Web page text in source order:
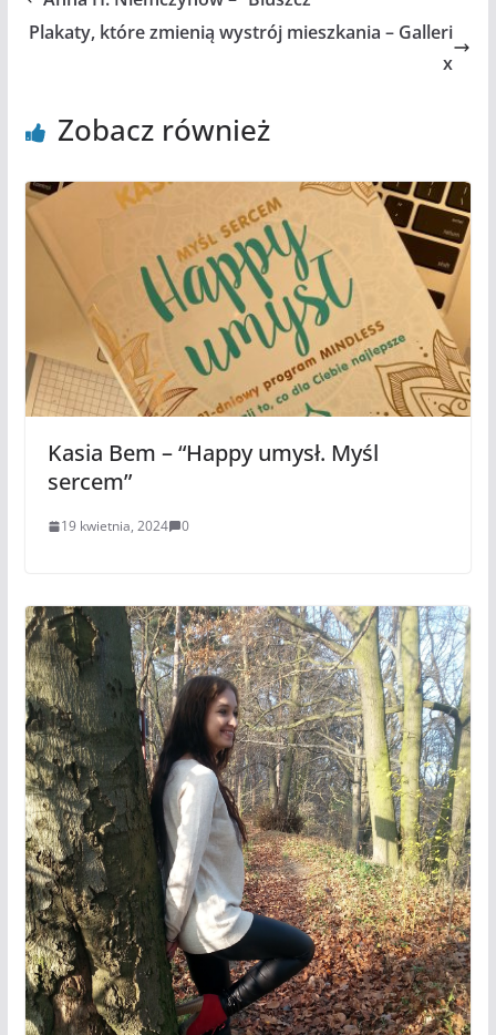
Plakaty, które zmienią wystrój mieszkania – Galleri
x
Zobacz również
Kasia Bem – “Happy umysł. Myśl
sercem”
19 kwietnia, 2024 0